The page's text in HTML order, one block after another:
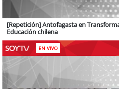
[Repetición] Antofagasta en
Educación chilena
EN VIVO